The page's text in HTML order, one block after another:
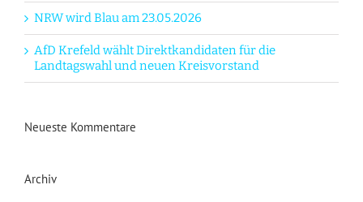
NRW wird Blau am 23.05.2026
AfD Krefeld wählt Direktkandidaten für die
Landtagswahl und neuen Kreisvorstand
Neueste Kommentare
Archiv